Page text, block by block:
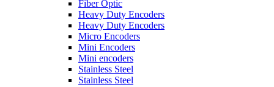
Fiber Optic
Heavy Duty Encoders
Heavy Duty Encoders
Micro Encoders
Mini Encoders
Mini encoders
Stainless Steel
Stainless Steel